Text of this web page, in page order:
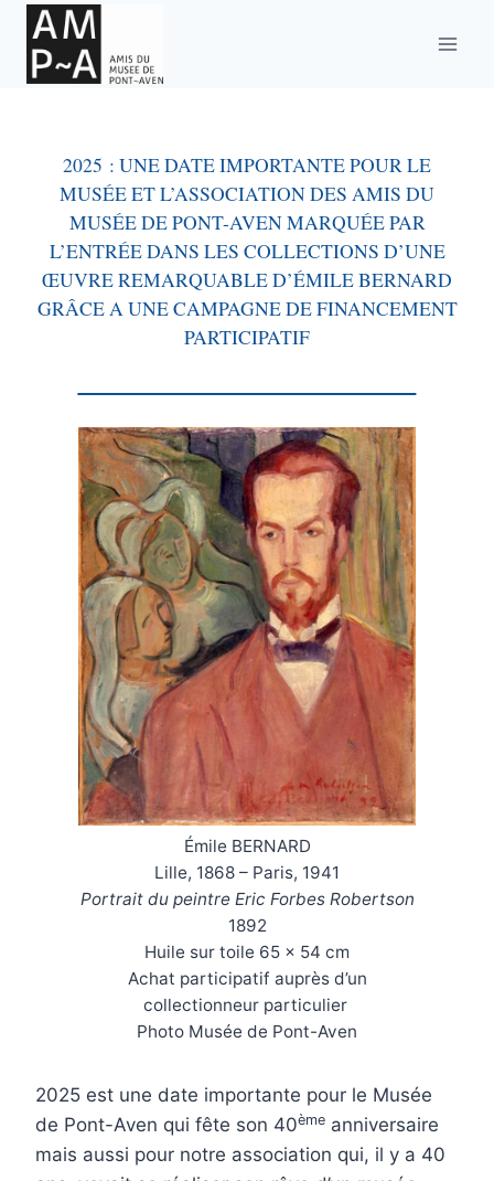
contenu
2025 : UNE DATE IMPORTANTE POUR LE
MUSÉE ET L’ASSOCIATION DES AMIS DU
MUSÉE DE PONT-AVEN MARQUÉE PAR
L’ENTRÉE DANS LES COLLECTIONS D’UNE
ŒUVRE REMARQUABLE D’ÉMILE BERNARD
GRÂCE A UNE CAMPAGNE DE FINANCEMENT
PARTICIPATIF
Émile BERNARD
Lille, 1868 – Paris, 1941
Portrait du peintre Eric Forbes Robertson
1892
Huile sur toile 65 x 54 cm
Achat participatif auprès d’un
collectionneur particulier
Photo Musée de Pont-Aven
2025 est une date importante pour le Musée
de Pont-Aven qui fête son 40ème anniversaire
mais aussi pour notre association qui, il y a 40